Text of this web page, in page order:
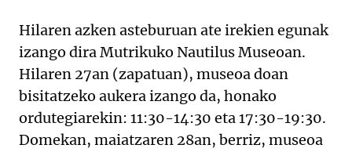
Hilaren azken asteburuan ate irekien egunak
izango dira Mutrikuko Nautilus Museoan.
Hilaren 27an (zapatuan), museoa doan
bisitatzeko aukera izango da, honako
ordutegiarekin: 11:30-14:30 eta 17:30-19:30.
Domekan, maiatzaren 28an, berriz, museoa